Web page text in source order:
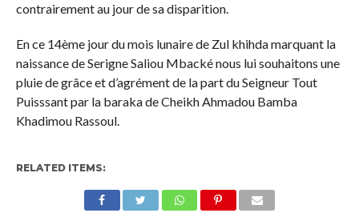
contrairement au jour de sa disparition.
En ce 14ème jour du mois lunaire de Zul khihda marquant la
naissance de Serigne Saliou Mbacké nous lui souhaitons une
pluie de grâce et d’agrément de la part du Seigneur Tout
Puisssant par la baraka de Cheikh Ahmadou Bamba
Khadimou Rassoul.
RELATED ITEMS: